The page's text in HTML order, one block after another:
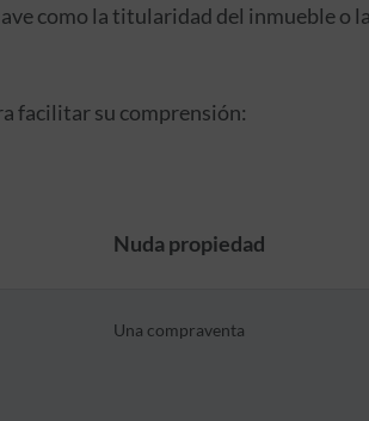
como la titularidad del inmueble o
facilitar su comprensión:
Nuda propiedad
Una compraventa